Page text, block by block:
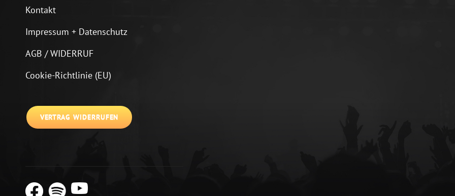
Kontakt
Impressum + Datenschutz
AGB / WIDERRUF
Cookie-Richtlinie (EU)
VERTRAG WIDERRUFEN